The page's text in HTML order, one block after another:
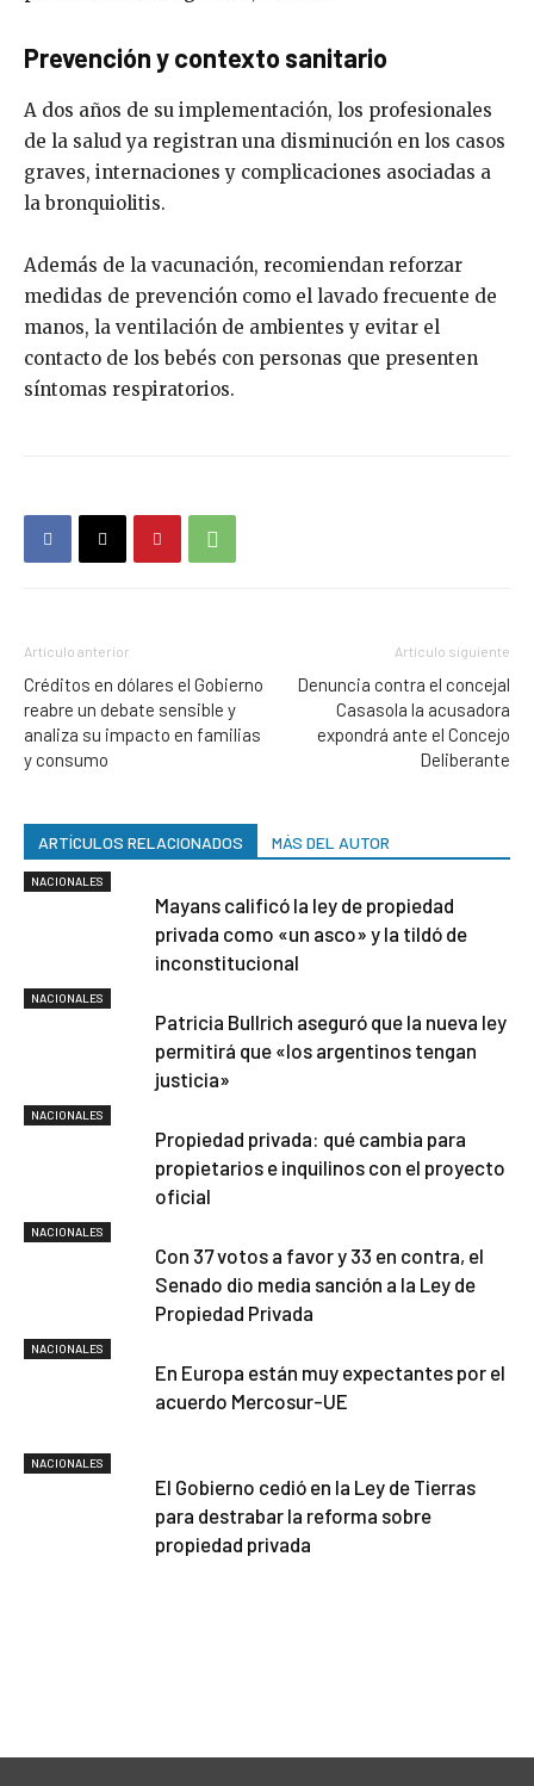
Prevención y contexto sanitario
A dos años de su implementación, los profesionales
de la salud ya registran una disminución en los casos
graves, internaciones y complicaciones asociadas a
la bronquiolitis.
Además de la vacunación, recomiendan reforzar
medidas de prevención como el lavado frecuente de
manos, la ventilación de ambientes y evitar el
contacto de los bebés con personas que presenten
síntomas respiratorios.
Artículo anterior
Créditos en dólares el Gobierno
reabre un debate sensible y
analiza su impacto en familias
y consumo
Artículo siguiente
Denuncia contra el concejal
Casasola la acusadora
expondrá ante el Concejo
Deliberante
ARTÍCULOS RELACIONADOS MÁS DEL AUTOR
NACIONALES
Mayans calificó la ley de propiedad
privada como «un asco» y la tildó de
inconstitucional
NACIONALES
Patricia Bullrich aseguró que la nueva ley
permitirá que «los argentinos tengan
justicia»
NACIONALES
Propiedad privada: qué cambia para
propietarios e inquilinos con el proyecto
oficial
NACIONALES
Con 37 votos a favor y 33 en contra, el
Senado dio media sanción a la Ley de
Propiedad Privada
NACIONALES
En Europa están muy expectantes por el
acuerdo Mercosur-UE
NACIONALES
El Gobierno cedió en la Ley de Tierras
para destrabar la reforma sobre
propiedad privada